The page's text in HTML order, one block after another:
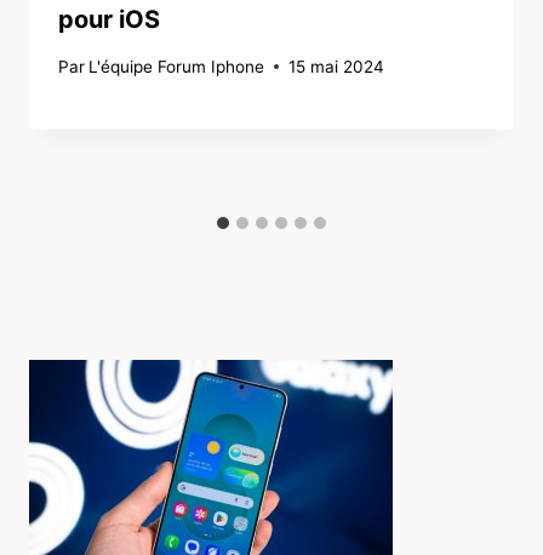
pour iOS
Par L'équipe Forum Iphone 15 mai 2024